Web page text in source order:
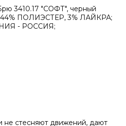
3410.17 "СОФТ", черный
ПОЛИЭСТЕР, 3% ЛАЙКРА;
- РОССИЯ;
стесняют движений, дают